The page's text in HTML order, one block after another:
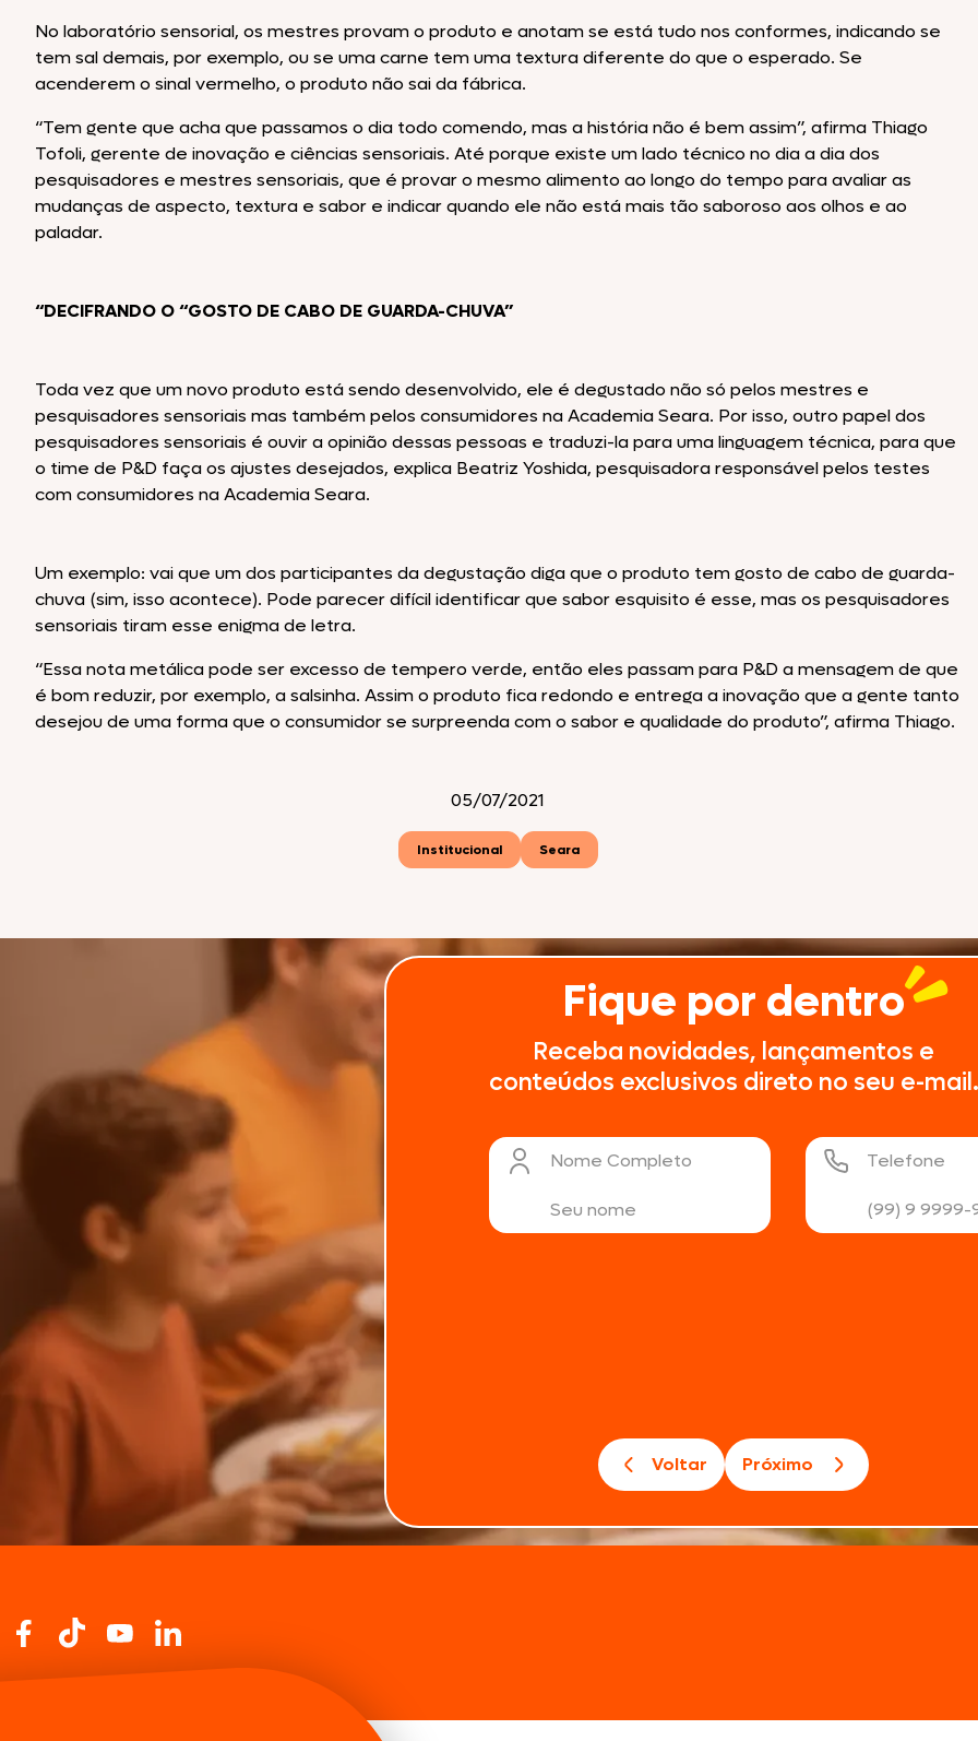
No laboratório sensorial, os mestres provam o produto e anotam se está tudo nos conformes, indicando se
tem sal demais, por exemplo, ou se uma carne tem uma textura diferente do que o esperado. Se
acenderem o sinal vermelho, o produto não sai da fábrica.
“Tem gente que acha que passamos o dia todo comendo, mas a história não é bem assim”, afirma Thiago
Tofoli, gerente de inovação e ciências sensoriais. Até porque existe um lado técnico no dia a dia dos
pesquisadores e mestres sensoriais, que é provar o mesmo alimento ao longo do tempo para avaliar as
mudanças de aspecto, textura e sabor e indicar quando ele não está mais tão saboroso aos olhos e ao
paladar.
“DECIFRANDO O “GOSTO DE CABO DE GUARDA-CHUVA”
Toda vez que um novo produto está sendo desenvolvido, ele é degustado não só pelos mestres e
pesquisadores sensoriais mas também pelos consumidores na Academia Seara. Por isso, outro papel dos
pesquisadores sensoriais é ouvir a opinião dessas pessoas e traduzi-la para uma linguagem técnica, para que
o time de P&D faça os ajustes desejados, explica Beatriz Yoshida, pesquisadora responsável pelos testes
com consumidores na Academia Seara.
Um exemplo: vai que um dos participantes da degustação diga que o produto tem gosto de cabo de guarda-
chuva (sim, isso acontece). Pode parecer difícil identificar que sabor esquisito é esse, mas os pesquisadores
sensoriais tiram esse enigma de letra.
“Essa nota metálica pode ser excesso de tempero verde, então eles passam para P&D a mensagem de que
é bom reduzir, por exemplo, a salsinha. Assim o produto fica redondo e entrega a inovação que a gente tanto
desejou de uma forma que o consumidor se surpreenda com o sabor e qualidade do produto”, afirma Thiago.
05/07/2021
Institucional Seara
Fique por dentro
Receba novidades, lançamentos e
conteúdos exclusivos direto no seu e-mail.
Nome Completo Telefone
Voltar Próximo